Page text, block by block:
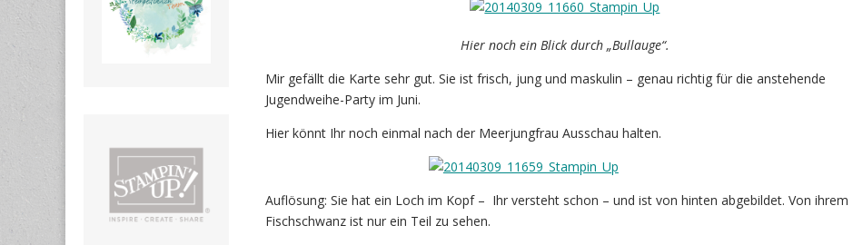
Hier noch ein Blick durch „Bullauge“.
Mir gefällt die Karte sehr gut. Sie ist frisch, jung und maskulin – genau richtig für die anstehende
Jugendweihe-Party im Juni.
Hier könnt Ihr noch einmal nach der Meerjungfrau Ausschau halten.
Auflösung: Sie hat ein Loch im Kopf – Ihr versteht schon – und ist von hinten abgebildet. Von ihrem
Fischschwanz ist nur ein Teil zu sehen.